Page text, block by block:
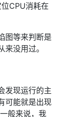
CPU消耗在
图等来判断是
没用过。
发现运行的主
可能就是出现
般来说，我